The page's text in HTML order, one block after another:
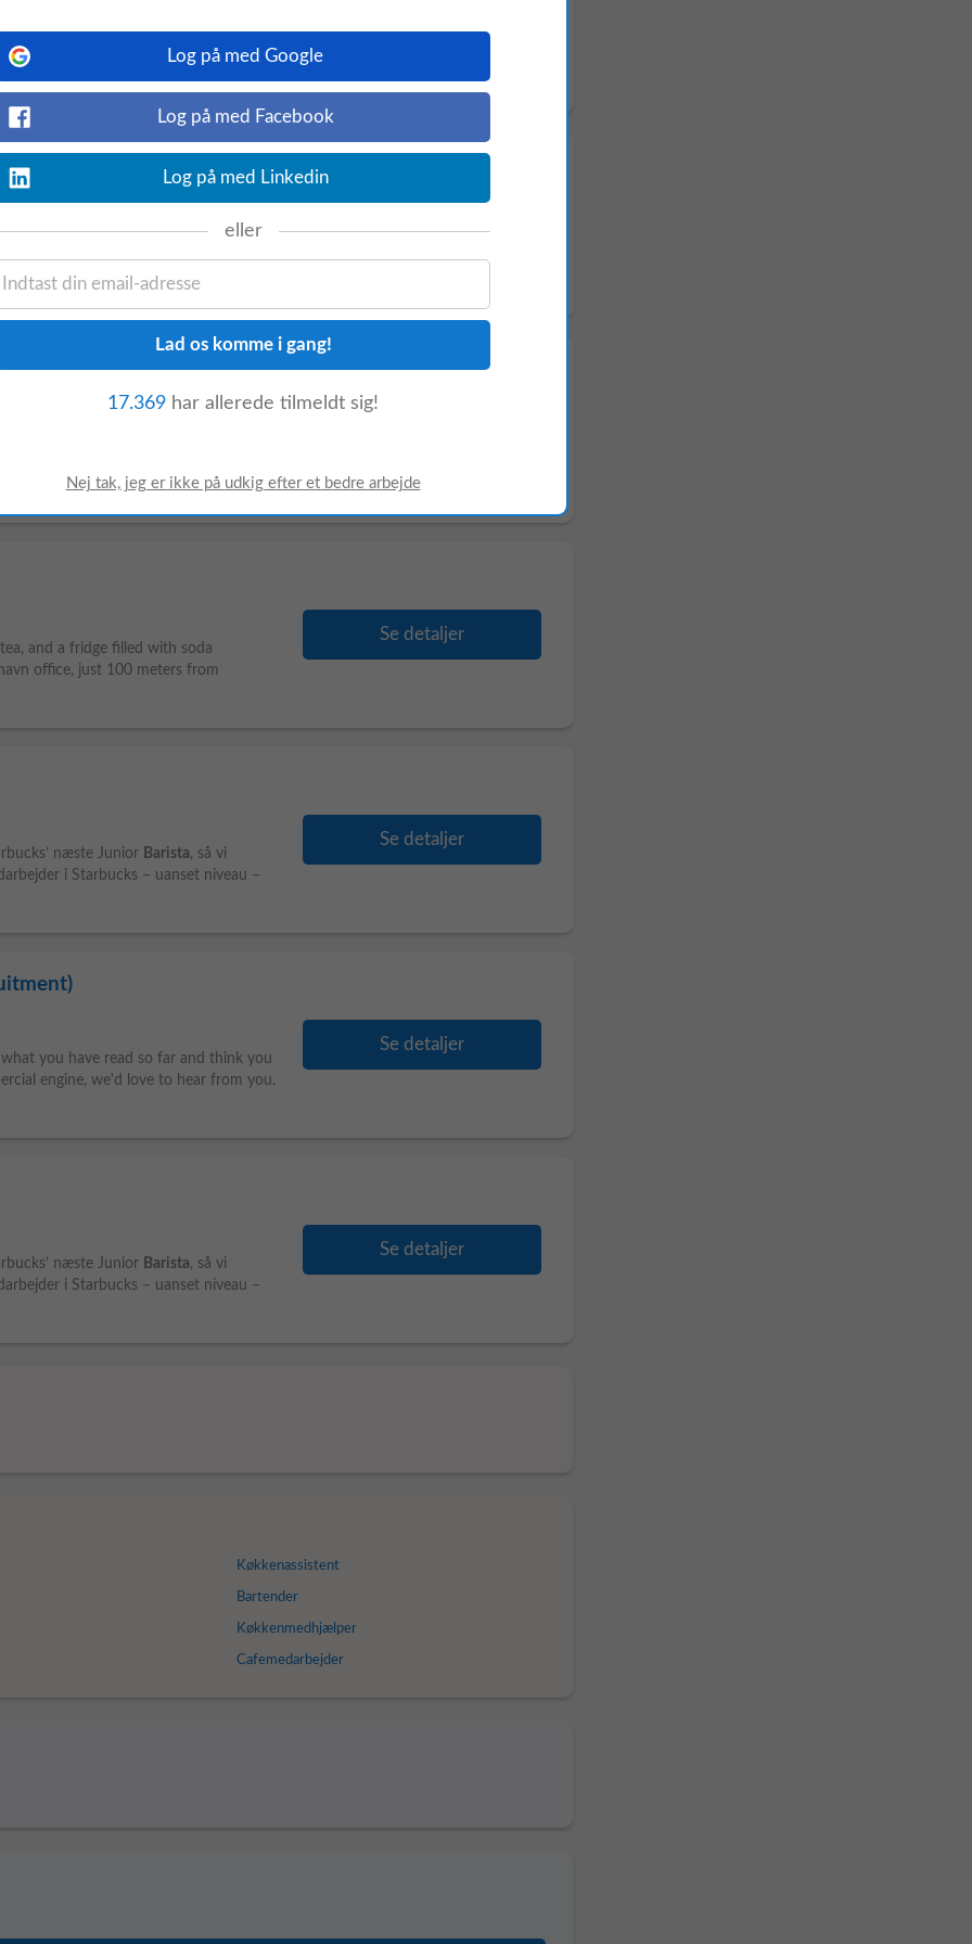
join our team for a short-term posting.
service in a lively cafe setting.No
made by our lovely Piccoline
sessions every second Monday
social omgang? Så er det måske du,
and a fridge filled with soda
office, just 100 meters from
Se detaljer
næste Junior Barista, så vi
i Starbucks – uanset niveau –
Se detaljer
you have read so far and think you
engine, we'd love to hear from you.
Se detaljer
næste Junior Barista, så vi
i Starbucks – uanset niveau –
Se detaljer
Køkkenassistent
Bartender
Køkkenmedhjælper
Cafemedarbejder
Log på med Google
Log på med Facebook
Log på med Linkedin
eller
17.369 har allerede tilmeldt sig!